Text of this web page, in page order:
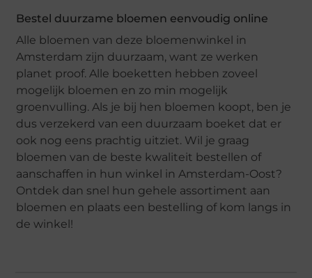
Bestel duurzame bloemen eenvoudig online
Alle bloemen van deze bloemenwinkel in
Amsterdam zijn duurzaam, want ze werken
planet proof. Alle boeketten hebben zoveel
mogelijk bloemen en zo min mogelijk
groenvulling. Als je bij hen bloemen koopt, ben je
dus verzekerd van een duurzaam boeket dat er
ook nog eens prachtig uitziet. Wil je graag
bloemen van de beste kwaliteit bestellen of
aanschaffen in hun winkel in Amsterdam-Oost?
Ontdek dan snel hun gehele assortiment aan
bloemen en plaats een bestelling of kom langs in
de winkel!